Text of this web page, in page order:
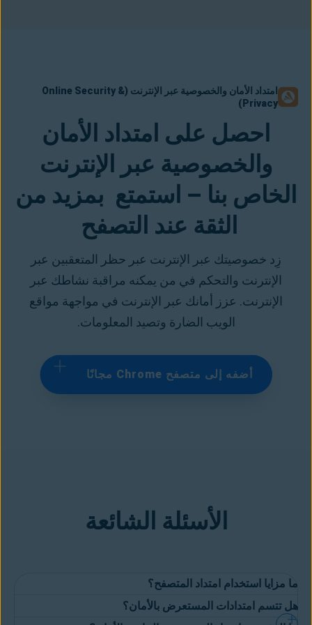
امتداد الأمان والخصوصية عبر الإنترنت (Online Security &
Privacy)
احصل على امتداد الأمان
والخصوصية عبر الإنترنت
الخاص بنا – استمتع بمزيد من
الثقة عند التصفح
زِد خصوصيتك عبر الإنترنت عبر حظر المتعقبين عبر
الإنترنت والتحكم في من يمكنه مراقبة نشاطك عبر
الإنترنت. عزز أمانك عبر الإنترنت في مواجهة مواقع
الويب الضارة وتصيد المعلومات.
أضفه إلى متصفح Chrome مجانًا
الأسئلة الشائعة
ما مزايا استخدام امتداد المتصفح؟
لن يحتاج المستخدمون إلى التوقف عن استخدام المستعرضات المفضلة
هل تتسم امتدادات المستعرض بالأمان؟